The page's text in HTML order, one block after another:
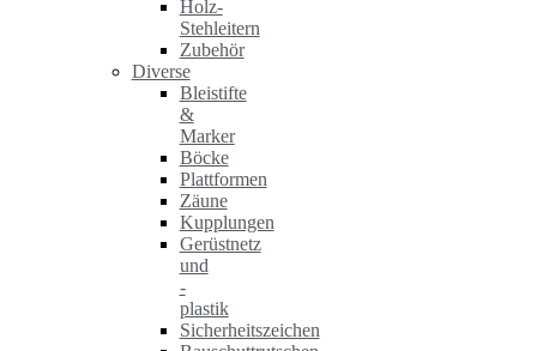
Holz-
Stehleitern
Zubehör
Diverse
Bleistifte
&
Marker
Böcke
Plattformen
Zäune
Kupplungen
Gerüstnetz
und
-
plastik
Sicherheitszeichen